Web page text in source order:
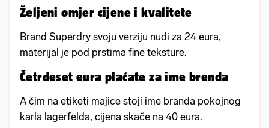
Željeni omjer cijene i kvalitete
Brand Superdry svoju verziju nudi za 24 eura,
materijal je pod prstima fine teksture.
Četrdeset eura plaćate za ime brenda
A čim na etiketi majice stoji ime branda pokojnog
karla lagerfelda, cijena skače na 40 eura.